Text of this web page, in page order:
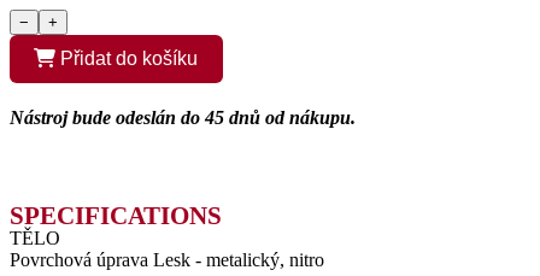
− +
Přidat do košíku
Nástroj bude odeslán do 45 dnů od nákupu.
TĚLO
Povrchová úprava Lesk - metalický, nitro